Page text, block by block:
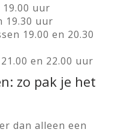
uur
19.30 uur
19.00 en 20.30
en 22.00 uur
zo pak je het
dan alleen een